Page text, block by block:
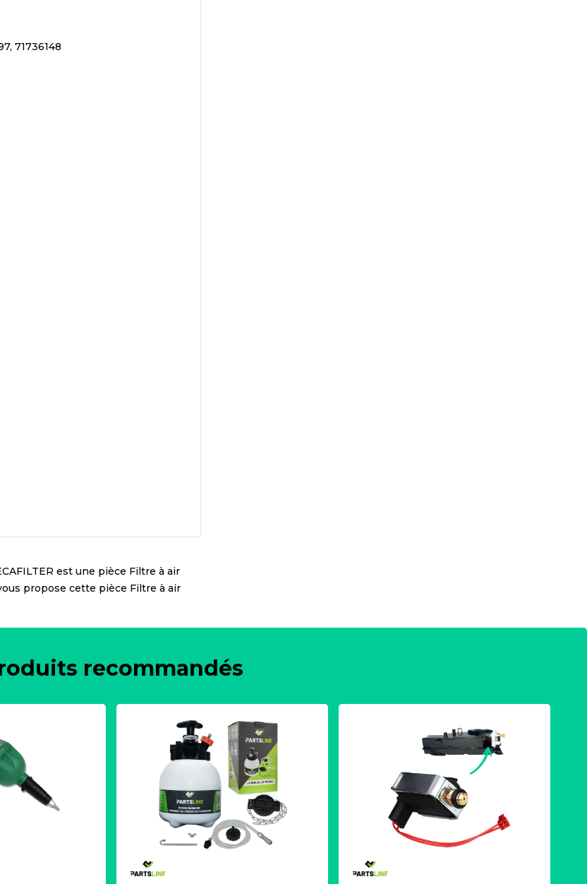
71736148
est une pièce Filtre à air
propose cette pièce Filtre à air
recommandés